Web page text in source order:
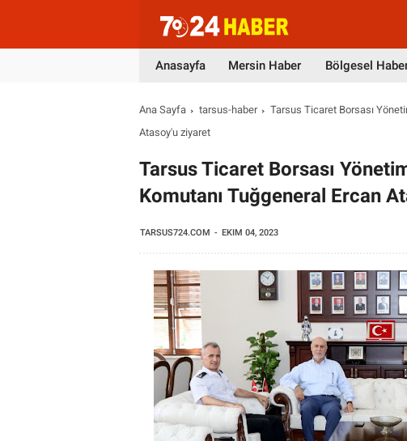
Anasayfa Mersin Haber Bölgesel
Ana Sayfa tarsus-haber
Tarsus Ticaret Borsası
Atasoy'u ziyaret
Tarsus Ticaret Borsası
Komutanı Tuğgeneral Ercan
TARSUS724.COM EKIM 04, 2023